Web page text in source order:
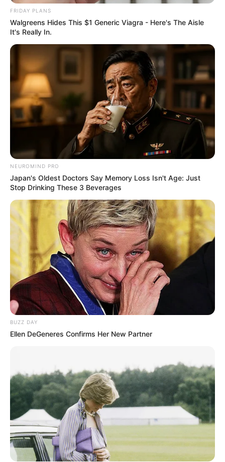
FRIDAY PLANS
Walgreens Hides This $1 Generic Viagra - Here's The Aisle
It's Really In.
NEUROMIND PRO
Japan's Oldest Doctors Say Memory Loss Isn't Age: Just
Stop Drinking These 3 Beverages
BUZZ DAY
Ellen DeGeneres Confirms Her New Partner